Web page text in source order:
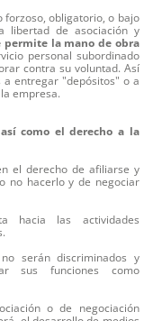
forzoso, obligatorio, o bajo
libertad de asociación y
permite la mano de obra
personal subordinado
contra su voluntad. Así
a entregar "depósitos" o a
empresa.
como el derecho a la
el derecho de afiliarse y
no hacerlo y de negociar
hacia las actividades
serán discriminados y
sus funciones como
o de negociación